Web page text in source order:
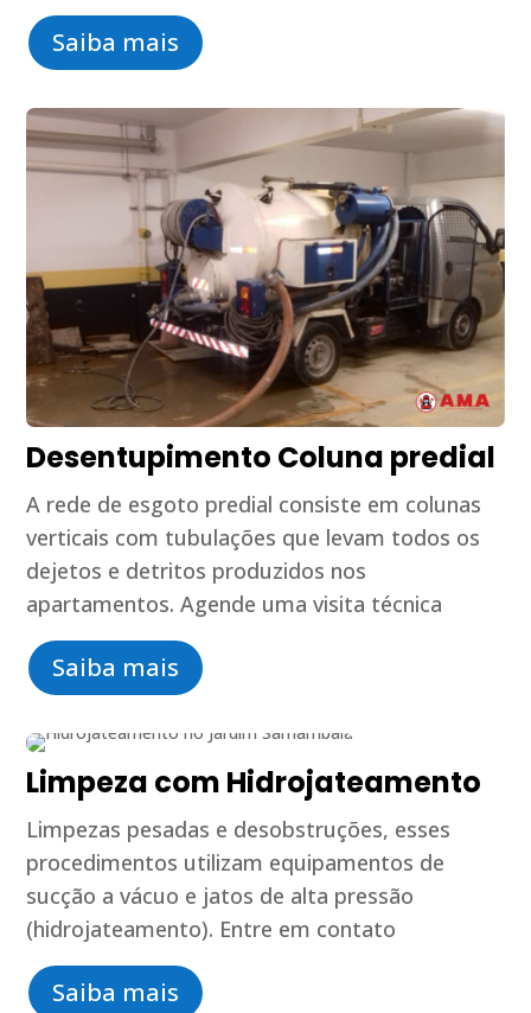
Saiba mais
Desentupimento Coluna predial
A rede de esgoto predial consiste em colunas
verticais com tubulações que levam todos os
dejetos e detritos produzidos nos
apartamentos. Agende uma visita técnica
Saiba mais
Limpeza com Hidrojateamento
Limpezas pesadas e desobstruções, esses
procedimentos utilizam equipamentos de
sucção a vácuo e jatos de alta pressão
(hidrojateamento). Entre em contato
Saiba mais